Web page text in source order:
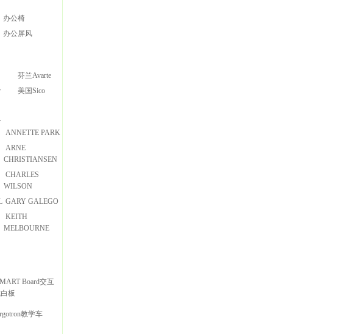
办公椅
办公屏风
芬兰Avarte
美国Sico
ANNETTE PARK
ARNE
CHRISTIANSEN
CHARLES
WILSON
GARY GALEGO
KEITH
MELBOURNE
Board交互
板
教学车